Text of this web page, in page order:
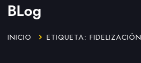
BLog
INICIO ETIQUETA: FIDELIZACIÓN